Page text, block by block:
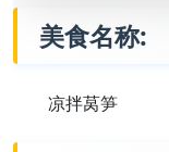
美食名称:
凉拌莴笋